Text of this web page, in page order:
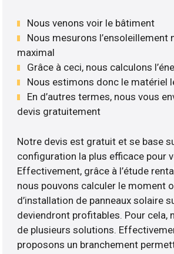
Nous venons voir le bâtiment
Nous mesurons l’ensoleillement
maximal
Grâce à ceci, nous calculons
Nous estimons donc le matériel
En d’autres termes, nous vous
devis gratuitement
Notre devis est gratuit et se base
configuration la plus efficace pour
Effectivement, grâce à l’étude
nous pouvons calculer le moment
d’installation de panneaux solaire
deviendront profitables. Pour cela,
de plusieurs solutions.
proposons un branchement